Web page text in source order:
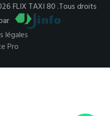
FLIX TAXI 80 .Tous droits
légales
Pro